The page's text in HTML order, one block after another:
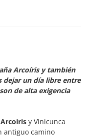
Arcoíris y también
dejar un día libre entre
de alta exigencia
y Vinicunca
antiguo camino